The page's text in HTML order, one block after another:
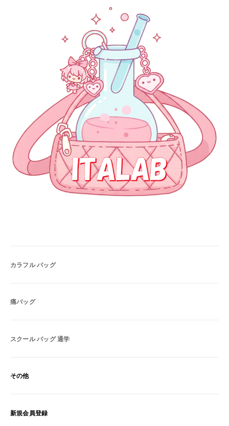
カラフル バッグ
痛バッグ
スクール バッグ 通学
その他
新規会員登録